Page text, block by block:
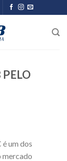
um dos
mercado